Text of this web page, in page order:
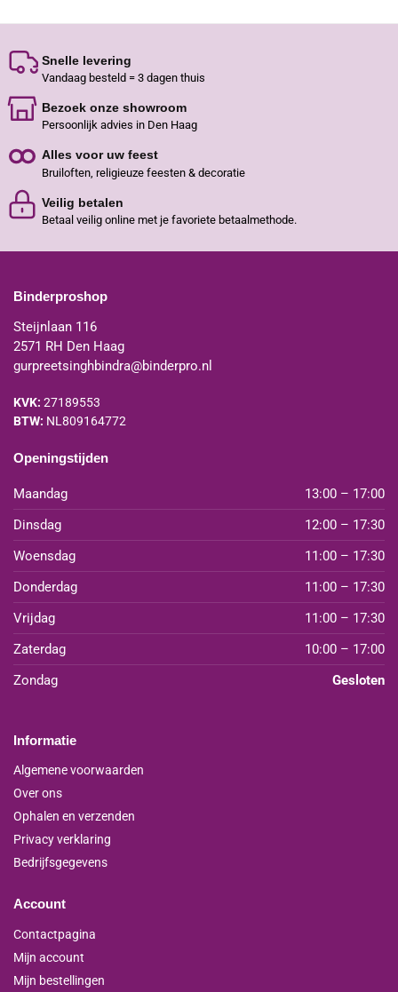
Snelle levering
Vandaag besteld = 3 dagen thuis
Bezoek onze showroom
Persoonlijk advies in Den Haag
Alles voor uw feest
Bruiloften, religieuze feesten & decoratie
Veilig betalen
Betaal veilig online met je favoriete betaalmethode.
Binderproshop
Steijnlaan 116
2571 RH Den Haag
gurpreetsinghbindra@binderpro.nl
KVK: 27189553
BTW: NL809164772
Openingstijden
Maandag
13:00 – 17:00
Dinsdag
12:00 – 17:30
Woensdag
11:00 – 17:30
Donderdag
11:00 – 17:30
Vrijdag
11:00 – 17:30
Zaterdag
10:00 – 17:00
Zondag
Gesloten
Informatie
Algemene voorwaarden
Over ons
Ophalen en verzenden
Privacy verklaring
Bedrijfsgegevens
Account
Contactpagina
Mijn account
Mijn bestellingen